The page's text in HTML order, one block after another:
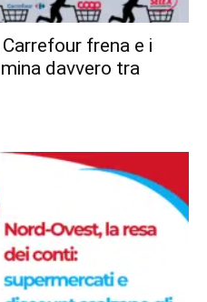
frena e i
davvero tra